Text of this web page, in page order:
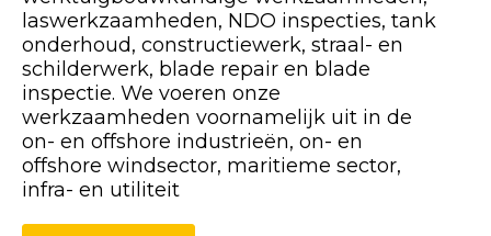
laswerkzaamheden, NDO inspecties, tank
onderhoud, constructiewerk, straal- en
schilderwerk, blade repair en blade
inspectie. We voeren onze
werkzaamheden voornamelijk uit in de
on- en offshore industrieën, on- en
offshore windsector, maritieme sector,
infra- en utiliteit